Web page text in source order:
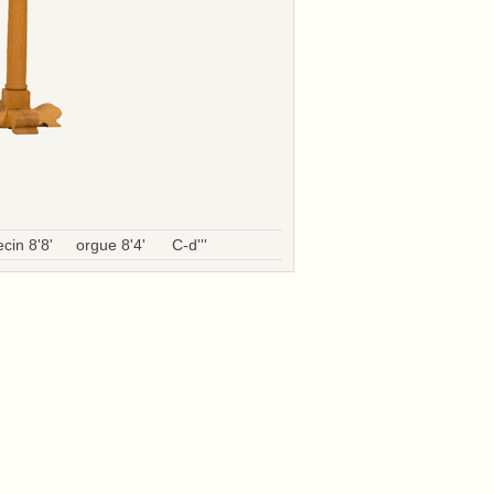
8'8' orgue 8'4' C-d'''